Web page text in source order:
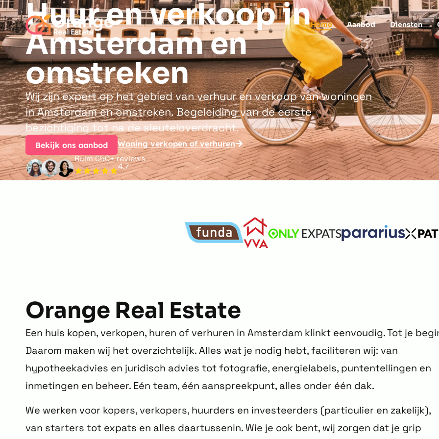
Home Aanbod Diensten
Huur en verkoop in
Amsterdam en
omstreken
Wij zijn expert op het gebied van verhuur en verkoop van woningen
in Amsterdam en omstreken. Begeleiding van de eerste
bezichtiging tot na de sleuteloverdracht.
Bekijk ons aanbod Woning verkopen of verhuren
Ruim 650+ reviews
4.7
Orange Real Estate
Een huis kopen, verkopen, huren of verhuren in Amsterdam klinkt eenvoudig. Tot je
Daarom maken wij het overzichtelijk. Alles wat je nodig hebt, faciliteren wij: van
hypotheekadvies en juridisch advies tot fotografie, energielabels, puntentellingen en
inmetingen en beheer. Eén team, één aanspreekpunt, alles onder één dak.
We werken voor kopers, verkopers, huurders en investeerders (particulier en zakelijk),
van starters tot expats en alles daartussenin. Wie je ook bent, wij zorgen dat je grip